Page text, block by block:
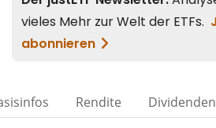
Rendite Dividenden